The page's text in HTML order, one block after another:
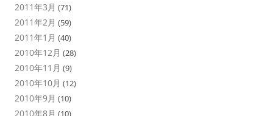
2011年3月 (71)
2011年2月 (59)
2011年1月 (40)
2010年12月 (28)
2010年11月 (9)
2010年10月 (12)
2010年9月 (10)
2010年8月 (10)